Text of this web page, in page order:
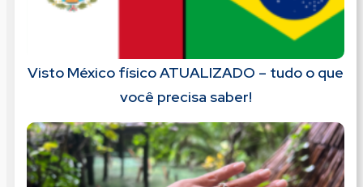
Visto México físico ATUALIZADO – tudo o que
você precisa saber!